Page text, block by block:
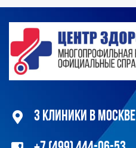
3 клиники в Москве